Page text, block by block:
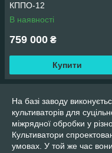
КППО-12
В наявності
759 000 ₴
Купити
На базі заводу
культиваторів для
міжрядної обробки у
Культиватори
умовах. У той же час